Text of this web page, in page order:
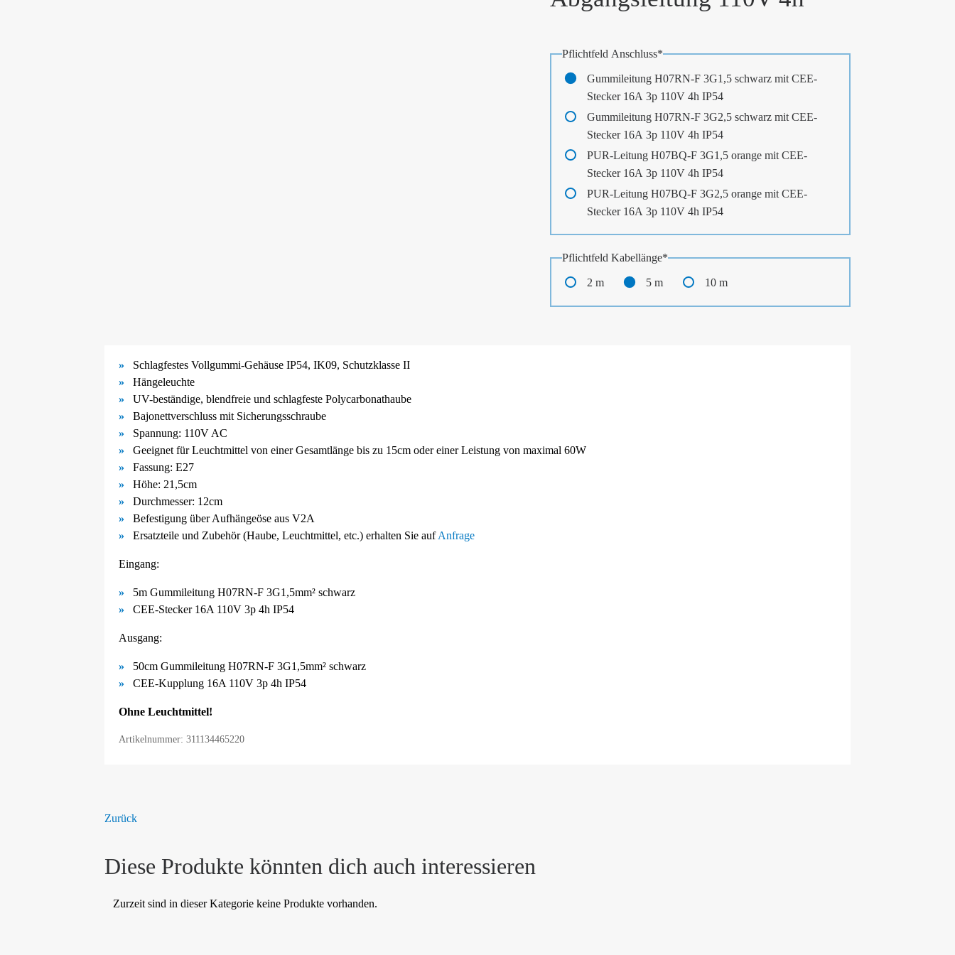
Pflichtfeld Anschluss*
Gummileitung H07RN-F 3G1,5 schwarz mit CEE-
Stecker 16A 3p 110V 4h IP54
Gummileitung H07RN-F 3G2,5 schwarz mit CEE-
Stecker 16A 3p 110V 4h IP54
PUR-Leitung H07BQ-F 3G1,5 orange mit CEE-
Stecker 16A 3p 110V 4h IP54
PUR-Leitung H07BQ-F 3G2,5 orange mit CEE-
Stecker 16A 3p 110V 4h IP54
Pflichtfeld Kabellänge*
2 m 5 m 10 m
Schlagfestes Vollgummi-Gehäuse IP54, IK09, Schutzklasse II
Hängeleuchte
UV-beständige, blendfreie und schlagfeste Polycarbonathaube
Bajonettverschluss mit Sicherungsschraube
Spannung: 110V AC
Geeignet für Leuchtmittel von einer Gesamtlänge bis zu 15cm oder einer Leistung von maximal 60W
Fassung: E27
Höhe: 21,5cm
Durchmesser: 12cm
Befestigung über Aufhängeöse aus V2A
Ersatzteile und Zubehör (Haube, Leuchtmittel, etc.) erhalten Sie aufAnfrage
Eingang:
5m Gummileitung H07RN-F 3G1,5mm² schwarz
CEE-Stecker 16A 110V 3p 4h IP54
Ausgang:
50cm Gummileitung H07RN-F 3G1,5mm² schwarz
CEE-Kupplung 16A 110V 3p 4h IP54
Ohne Leuchtmittel!
Artikelnummer: 311134465220
Zurück
Diese Produkte könnten dich auch interessieren
Zurzeit sind in dieser Kategorie keine Produkte vorhanden.